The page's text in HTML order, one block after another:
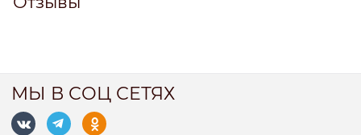
МЫ В СОЦ СЕТЯХ